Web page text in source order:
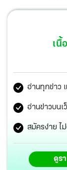
เนื้
อ่านทุกข่าว
อ่านข่าวบน
สมัครง่าย ไ
ดูร